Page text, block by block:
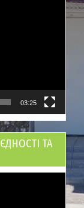
03:25
ТА